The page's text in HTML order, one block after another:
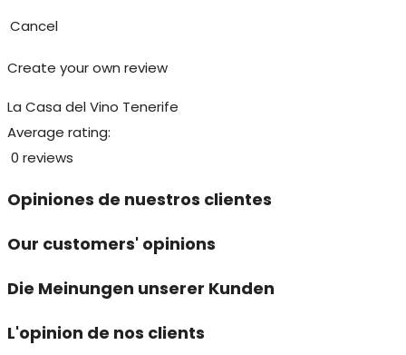
Cancel
Create your own review
La Casa del Vino Tenerife
Average rating:
0 reviews
Opiniones de nuestros clientes
Our customers' opinions
Die Meinungen unserer Kunden
L'opinion de nos clients